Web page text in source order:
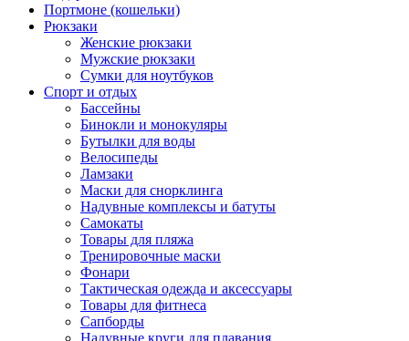
Портмоне (кошельки)
Рюкзаки
Женские рюкзаки
Мужские рюкзаки
Сумки для ноутбуков
Спорт и отдых
Бассейны
Бинокли и монокуляры
Бутылки для воды
Велосипеды
Ламзаки
Маски для снорклинга
Надувные комплексы и батуты
Самокаты
Товары для пляжа
Тренировочные маски
Фонари
Тактическая одежда и аксессуары
Товары для фитнеса
Сапборды
Надувные круги для плавания